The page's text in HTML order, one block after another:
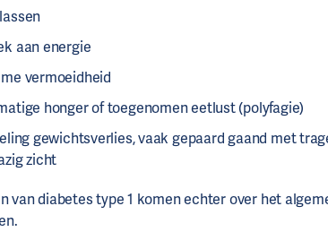
aan energie
vermoeidheid
honger of toegenomen eetlust (polyfagie)
gewichtsverlies, vaak gepaard gaand met
zicht
van diabetes type 1 komen echter over het